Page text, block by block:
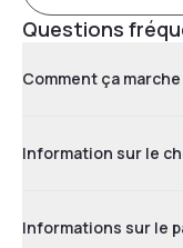
Questions
Comment ça marche
Information sur le
Informations sur le